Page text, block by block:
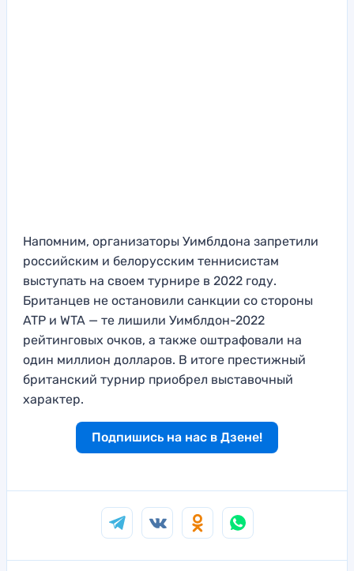
Напомним, организаторы Уимблдона запретили
российским и белорусским теннисистам
выступать на своем турнире в 2022 году.
Британцев не остановили санкции со стороны
ATP и WTA — те лишили Уимблдон-2022
рейтинговых очков, а также оштрафовали на
один миллион долларов. В итоге престижный
британский турнир приобрел выставочный
характер.
Подпишись на нас в Дзене!